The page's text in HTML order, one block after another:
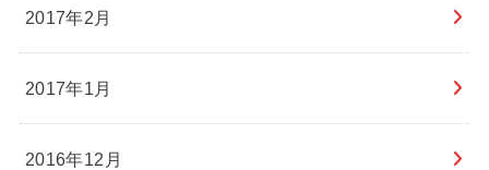
2017年2月
2017年1月
2016年12月